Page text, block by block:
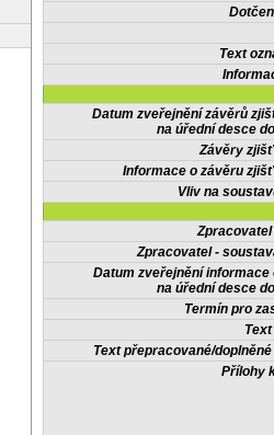
Text
Datum zveřejnění závěrů
na úřední desce
Závěry
Informace o závěru
Vliv na
Zpracovatel -
Datum zveřejnění informace
na úřední desce
Termín pro
Text přepracované/
Přílohy